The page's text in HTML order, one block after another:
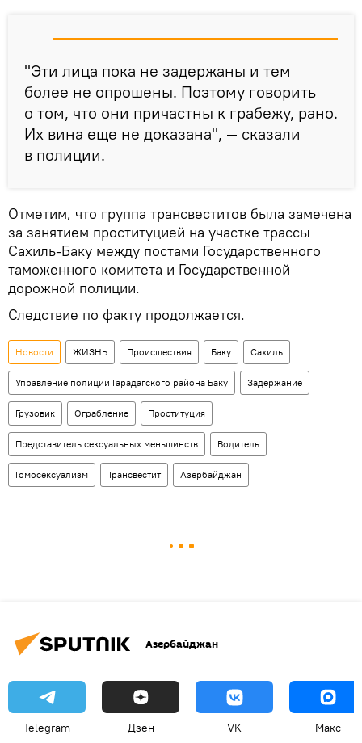
"Эти лица пока не задержаны и тем
более не опрошены. Поэтому говорить
о том, что они причастны к грабежу, рано.
Их вина еще не доказана", — сказали
в полиции.
Отметим, что группа трансвеститов была замечена
за занятием проституцией на участке трассы
Сахиль-Баку между постами Государственного
таможенного комитета и Государственной
дорожной полиции.
Следствие по факту продолжается.
Новости ЖИЗНЬ Происшествия Баку Сахиль
Управление полиции Гарадагского района Баку Задержание
Грузовик Ограбление Проституция
Представитель сексуальных меньшинств Водитель
Гомосексуализм Трансвестит Азербайджан
Азербайджан
Telegram Дзен VK Макс